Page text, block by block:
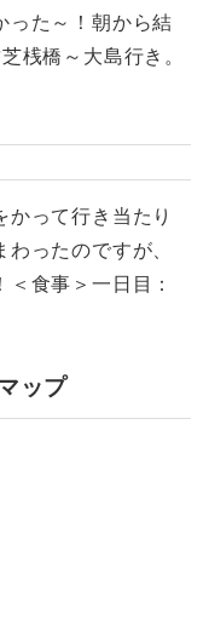
った～！朝から結
桟橋～大島行き。
って行き当たり
ったのですが、
食事＞一日目：
ップ